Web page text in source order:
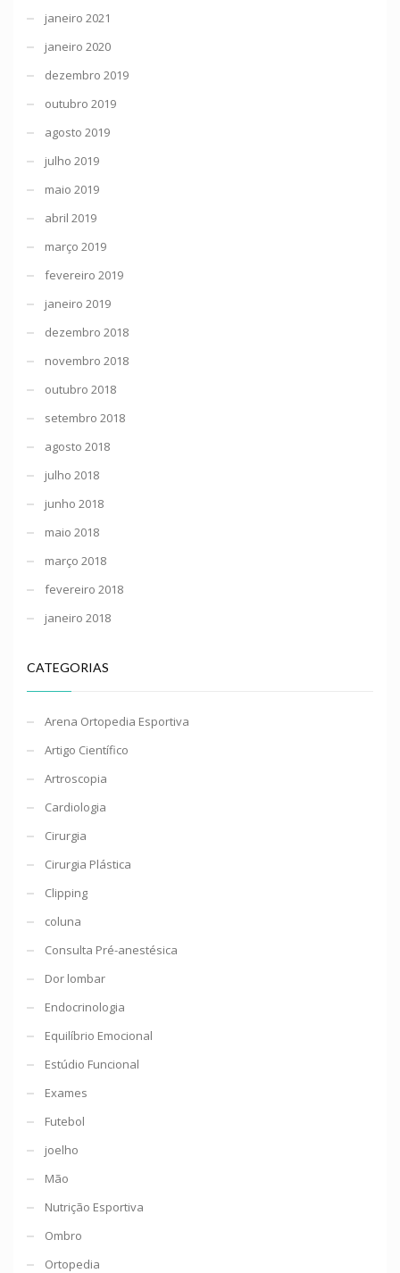
janeiro 2021
janeiro 2020
dezembro 2019
outubro 2019
agosto 2019
julho 2019
maio 2019
abril 2019
março 2019
fevereiro 2019
janeiro 2019
dezembro 2018
novembro 2018
outubro 2018
setembro 2018
agosto 2018
julho 2018
junho 2018
maio 2018
março 2018
fevereiro 2018
janeiro 2018
CATEGORIAS
Arena Ortopedia Esportiva
Artigo Científico
Artroscopia
Cardiologia
Cirurgia
Cirurgia Plástica
Clipping
coluna
Consulta Pré-anestésica
Dor lombar
Endocrinologia
Equilíbrio Emocional
Estúdio Funcional
Exames
Futebol
joelho
Mão
Nutrição Esportiva
Ombro
Ortopedia